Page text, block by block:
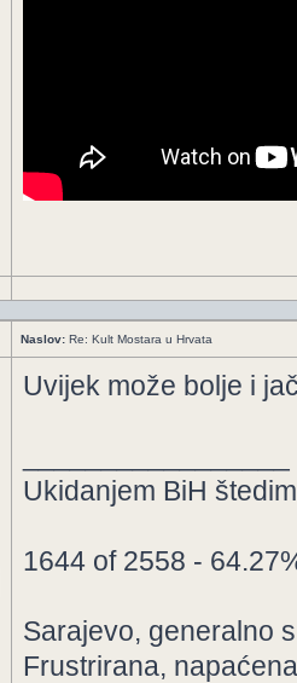
Naslov: Re: Kult Mostara u Hrvata
Uvijek može bolje i
Ukidanjem BiH
1644 of 2558 -
Sarajevo, generalno
Frustrirana,